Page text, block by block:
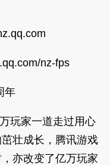
nz-fps
年
玩家一道走过用心
壮成长，腾讯游戏
亦改变了亿万玩家